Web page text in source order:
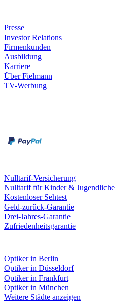
Presse
Investor Relations
Firmenkunden
Ausbildung
Karriere
Über Fielmann
TV-Werbung
Nulltarif-Versicherung
Nulltarif für Kinder & Jugendliche
Kostenloser Sehtest
Geld-zurück-Garantie
Drei-Jahres-Garantie
Zufriedenheitsgarantie
Optiker in Berlin
Optiker in Düsseldorf
Optiker in Frankfurt
Optiker in München
Weitere Städte anzeigen